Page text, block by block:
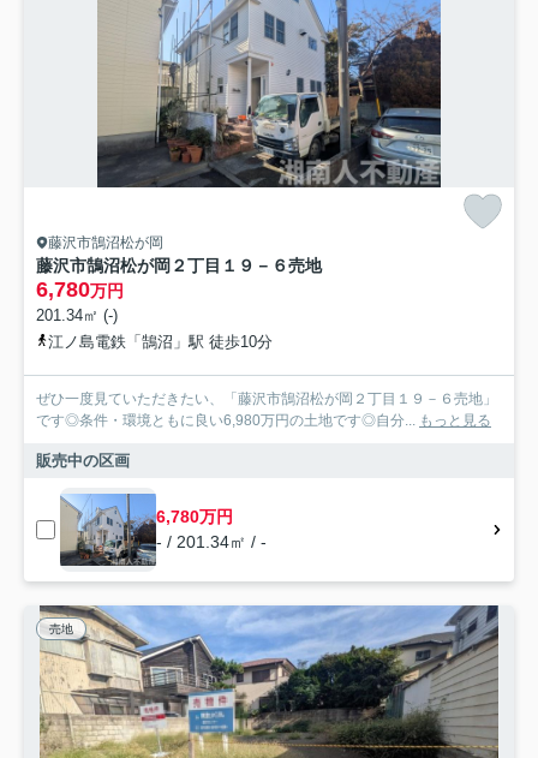
藤沢市鵠沼松が岡
藤沢市鵠沼松が岡２丁目１９－６売地
6,780万円
201.34㎡ (-)
江ノ島電鉄「鵠沼」駅 徒歩10分
ぜひ一度見ていただきたい、「藤沢市鵠沼松が岡２丁目１９－６売地」
です◎条件・環境ともに良い6,980万円の土地です◎自分... もっと見る
販売中の区画
6,780万円
- / 201.34㎡ / -
売地